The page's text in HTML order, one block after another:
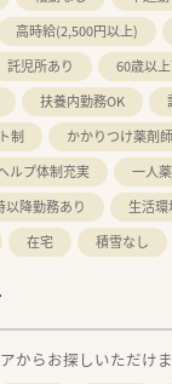
高時給(2,500円以上)
託児所あり 60歳以
扶養内勤務OK
制 かかりつけ薬剤師
ルプ体制充実
一人
以降勤務あり 生活
在宅 積雪なし
からお探しいただけま